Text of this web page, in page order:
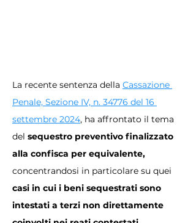
La recente sentenza della Cassazione
Penale, Sezione IV, n. 34776 del 16
settembre 2024, ha affrontato il tema
del sequestro preventivo finalizzato
alla confisca per equivalente,
concentrandosi in particolare su quei
casi in cui i beni sequestrati sono
intestati a terzi non direttamente